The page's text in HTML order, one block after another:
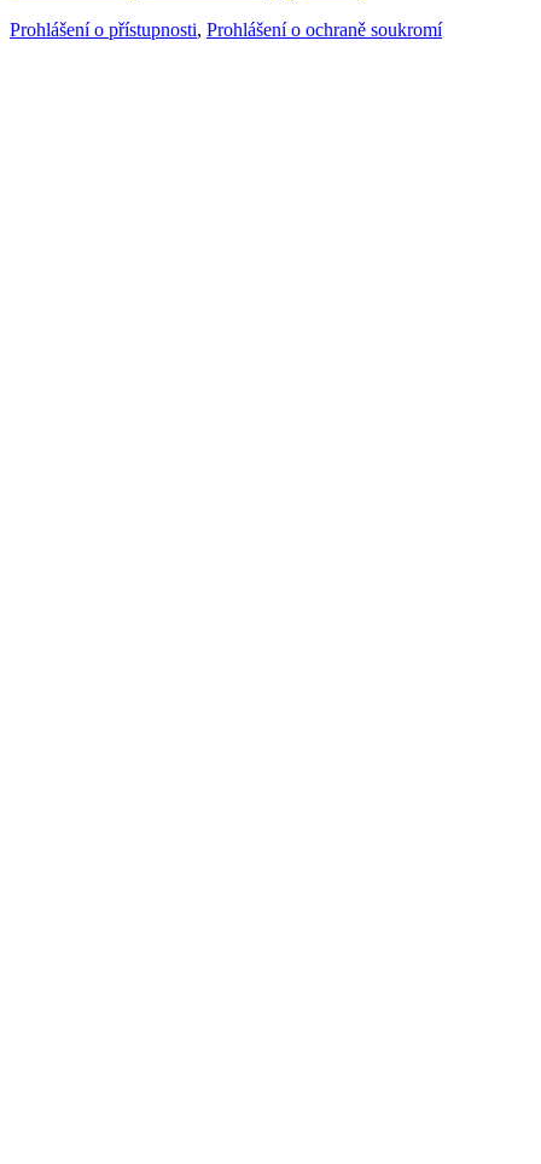
Prohlášení o přístupnosti, Prohlášení o ochraně soukromí